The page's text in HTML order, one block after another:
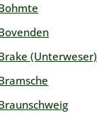
(Unterweser)